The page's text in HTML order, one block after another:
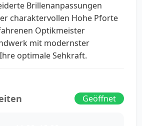
Brillenanpassungen
charaktervollen Hohe Pforte
Optikmeister
mit modernster
optimale Sehkraft.
Geöffnet